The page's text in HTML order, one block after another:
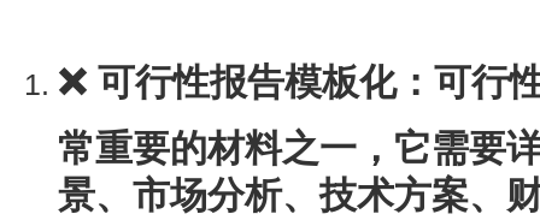
❌ 可行性报告模板化：可行
常重要的材料之一，它需要
景、市场分析、技术方案、